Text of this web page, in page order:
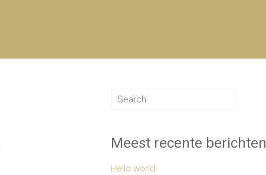
Meest recente berichten
Hello world!